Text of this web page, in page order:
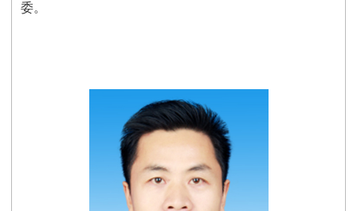
委。